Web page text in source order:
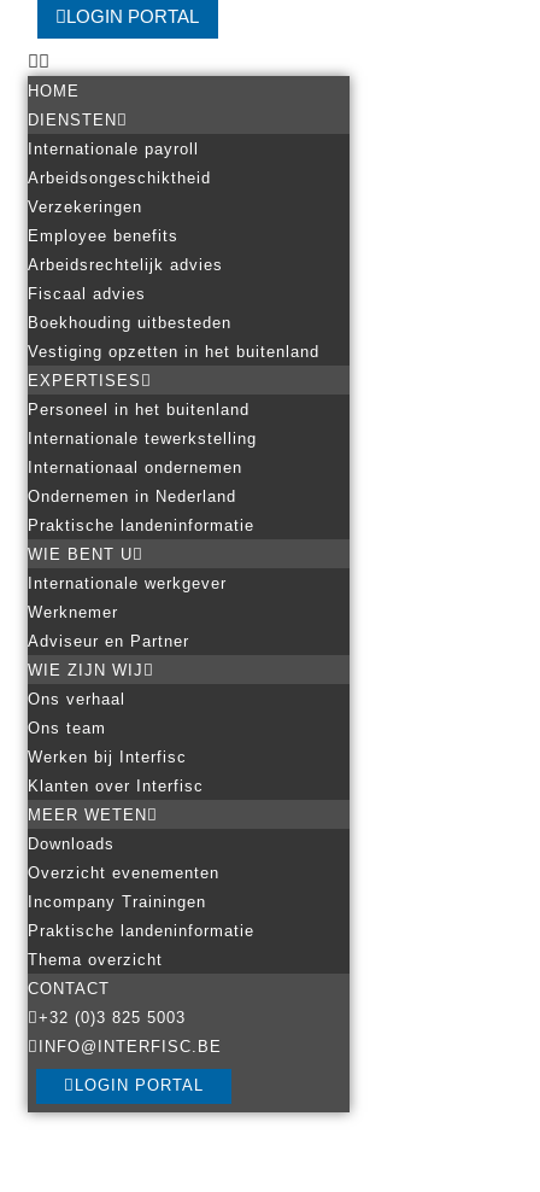
LOGIN PORTAL
HOME
DIENSTEN
Internationale payroll
Arbeidsongeschiktheid
Verzekeringen
Employee benefits
Arbeidsrechtelijk advies
Fiscaal advies
Boekhouding uitbesteden
Vestiging opzetten in het buitenland
EXPERTISES
Personeel in het buitenland
Internationale tewerkstelling
Internationaal ondernemen
Ondernemen in Nederland
Praktische landeninformatie
WIE BENT U
Internationale werkgever
Werknemer
Adviseur en Partner
WIE ZIJN WIJ
Ons verhaal
Ons team
Werken bij Interfisc
Klanten over Interfisc
MEER WETEN
Downloads
Overzicht evenementen
Incompany Trainingen
Praktische landeninformatie
Thema overzicht
CONTACT
+32 (0)3 825 5003
INFO@INTERFISC.BE
LOGIN PORTAL